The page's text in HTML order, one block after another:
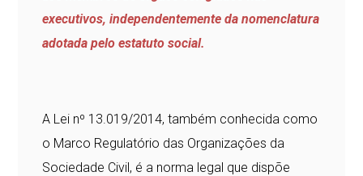
executivos, independentemente da nomenclatura
adotada pelo estatuto social.
A Lei nº 13.019/2014, também conhecida como
o Marco Regulatório das Organizações da
Sociedade Civil, é a norma legal que dispõe